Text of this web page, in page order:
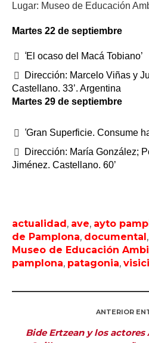
Lugar: Museo de Educación
Martes 22 de septiembre
‘El ocaso del Macá Tobiano’
Dirección: Marcelo Viñas y
Castellano. 33’. Argentina
Martes 29 de septiembre
‘Gran Superficie. Consume
Dirección: María González;
Jiménez. Castellano. 60’
actualidad , ave, ayto
de Pamplona, documental ,
Museo de Educación
pamplona, patagonia,
ANTERIOR
Bide Ertzean y los actores